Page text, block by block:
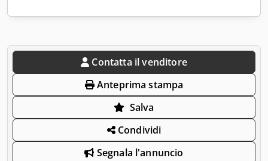
Contatta il venditore
Anteprima stampa
Salva
Condividi
Segnala l'annuncio